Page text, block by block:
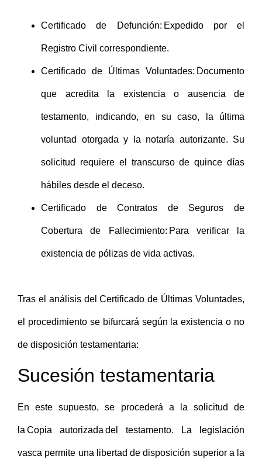
Certificado de Defunción: Expedido por el
Registro Civil correspondiente.
Certificado de Últimas Voluntades: Documento
que acredita la existencia o ausencia de
testamento, indicando, en su caso, la última
voluntad otorgada y la notaría autorizante. Su
solicitud requiere el transcurso de quince días
hábiles desde el deceso.
Certificado de Contratos de Seguros de
Cobertura de Fallecimiento: Para verificar la
existencia de pólizas de vida activas.
Tras el análisis del Certificado de Últimas Voluntades,
el procedimiento se bifurcará según la existencia o no
de disposición testamentaria:
Sucesión testamentaria
En este supuesto, se procederá a la solicitud de
la Copia autorizada del testamento. La legislación
vasca permite una libertad de disposición superior a la